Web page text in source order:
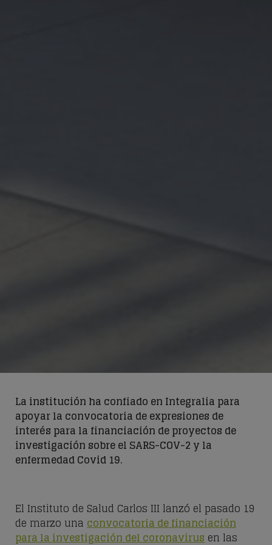
La institución ha confiado en Integralia para
apoyar la convocatoria de expresiones de
interés para la financiación de proyectos de
investigación sobre el SARS-COV-2 y la
enfermedad Covid 19.
El Instituto de Salud Carlos III lanzó el pasado 19
de marzo una convocatoria de financiación
para la investigación del coronavirus en las